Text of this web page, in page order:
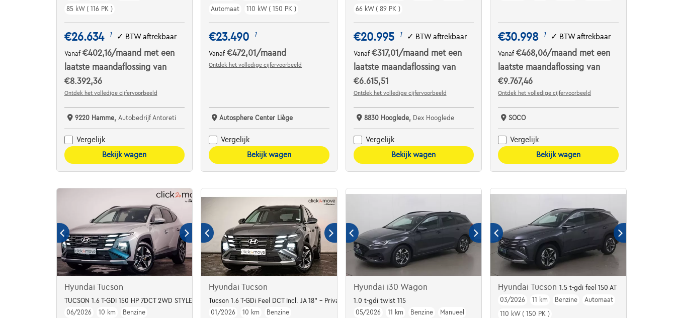
85 kW ( 116 PK )
€26.634 1 ✓ BTW aftrekbaar
Vanaf €402,16/maand met een
laatste maandaflossing van
€8.392,36
Ontdek het volledige cijfervoorbeeld
9220 Hamme, Autobedrijf Antoreti
Vergelijk
Bekijk wagen
Automaat
110 kW ( 150 PK )
€23.490 1
Vanaf€472,01 /maand
Ontdek het volledige cijfervoorbeeld
Autosphere Center Liège
Vergelijk
Bekijk wagen
66 kW ( 89 PK )
€20.995 1 ✓ BTW aftrekbaar
Vanaf €317,01 /maand met een
laatste maandaflossing van
€6.615,51
Ontdek het volledige cijfervoorbeeld
8830 Hooglede, Dex Hooglede
Vergelijk
Bekijk wagen
€30.998 1 ✓ BTW aftrekbaar
Vanaf€468,06/maand met een
laatste maandaflossing van
€9.767,46
Ontdek het volledige cijfervoorbeeld
SOCO
Vergelijk
Bekijk wagen
Hyundai Tucson
TUCSON 1.6 T-GDI 150 HP 7DCT 2WD STYLE MY27 Incl. Smart Key - ACC - JA 18" - LED - Navi - BSM - Came
06/2026
10 km
Benzine
Hyundai Tucson
Tucson 1.6 T-GDi Feel DCT Incl. JA 18" - Privacy Glass - Carplay - Navi - Winter Pack
01/2026
10 km
Benzine
Hyundai i30 Wagon
1.0 t-gdi twist 115
05/2026
11 km Benzine
Manueel
Hyundai Tucson1.5 t-gdi feel 150 AT
03/2026
11 km Benzine
Automaat
110 kW ( 150 PK )